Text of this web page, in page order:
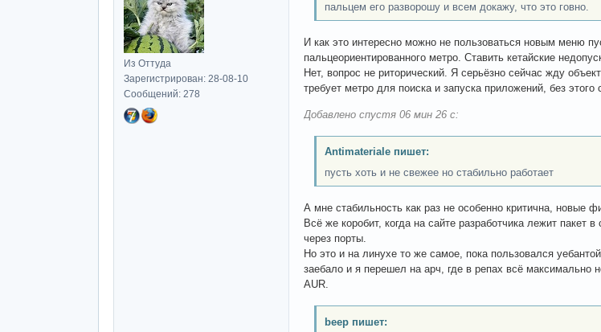
Из Оттуда
Зарегистрирован: 28-08-10
Сообщений: 278
пальцем его разворошу и всем докажу, что это говно.
И как это интересно можно не пользоваться новым меню
пальцеориентированного метро. Ставить кетайские
Нет, вопрос не риторический. Я серьёзно сейчас жду
требует метро для поиска и запуска приложений, без этого
Добавлено спустя 06 мин 26 с:
Antimateriale пишет:
пусть хоть и не свежее но стабильно работает
А мне стабильность как раз не особенно критична, новые
Всё же коробит, когда на сайте разработчика лежит пакет
через порты.
Но это и на линухе то же самое, пока пользовался
заебало и я перешел на арч, где в репах всё максимально
AUR.
beep пишет: